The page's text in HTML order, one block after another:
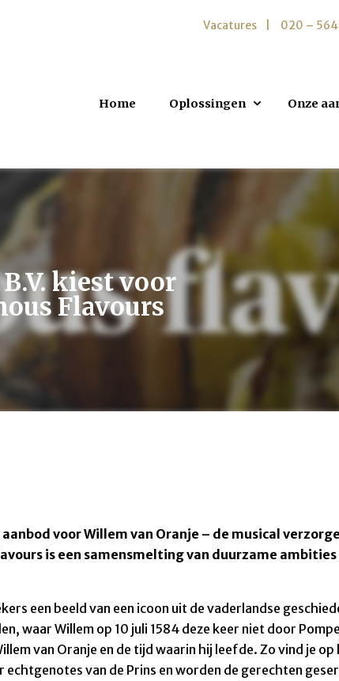
Vacatures 020 –
Home Oplossingen Onze
kiest voor
Flavours
voor Willem van Oranje – de musical
is een samensmelting van duurzame
een beeld van een icoon uit de vaderlandse
waar Willem op 10 juli 1584 deze keer niet door
van Oranje en de tijd waarin hij leefde. Zo vind je
van de Prins en worden de gerechten